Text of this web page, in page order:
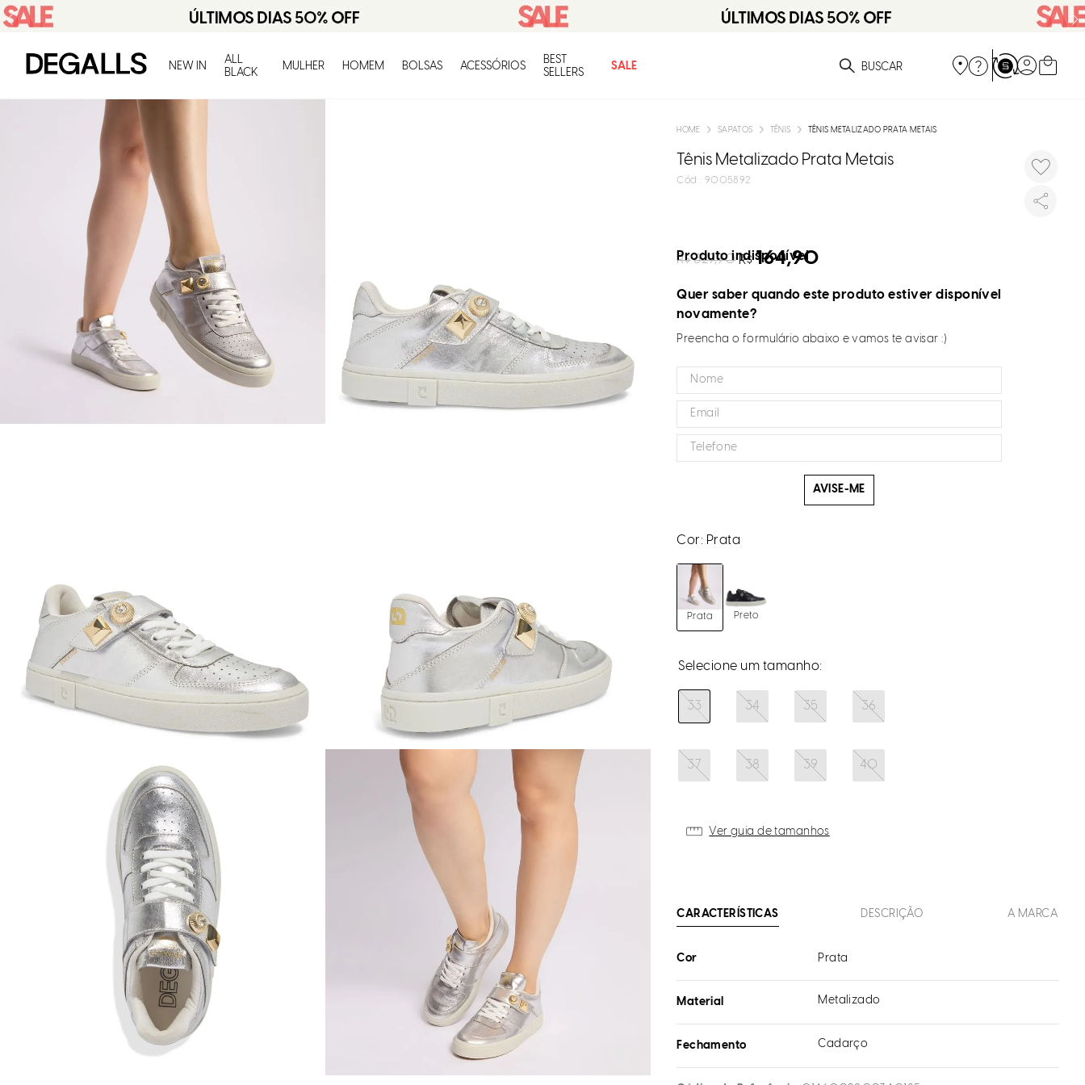
NEW IN
ALL
BLACK
MULHER HOMEM BOLSAS ACESSÓRIOS
BEST
SELLERS
SALE O que você está procurando?
SAPATOS TÊNIS TÊNIS METALIZADO PRATA METAIS
Tênis Metalizado Prata Metais
: 9005892
R$ 329,90 R$ 164,90
Produto indisponível
Quer saber quando este produto estiver disponível
novamente?
Preencha o formulário abaixo e vamos te avisar :)
AVISE-ME
Cor: Prata
Prata Preto
33 34 35 36
37 38 39 40
Ver guia de tamanhos
CARACTERÍSTICAS DESCRIÇÃO A MARCA
Cor Prata
Material Metalizado
Fechamento Cadarço